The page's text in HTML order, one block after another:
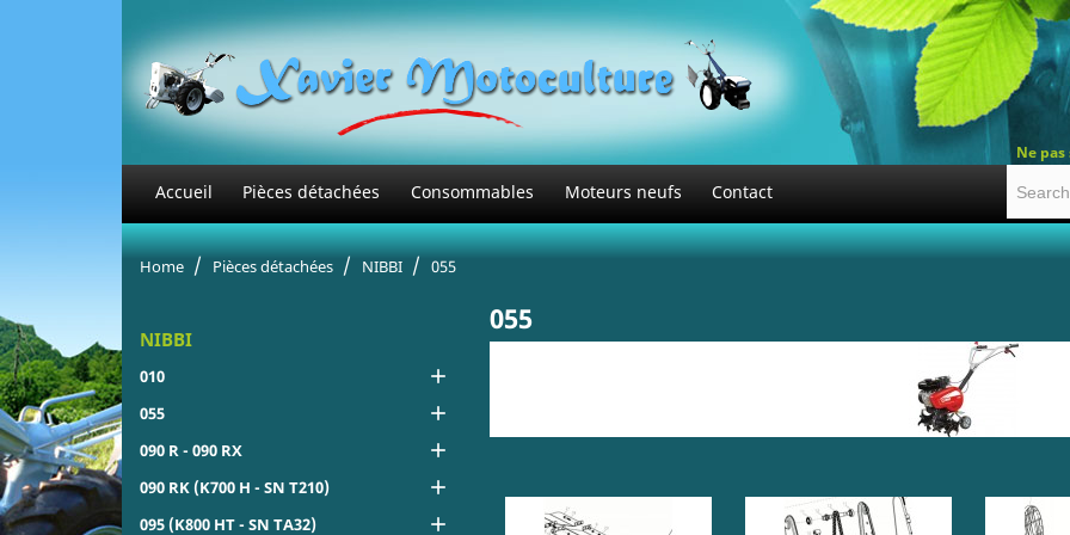
Accueil Pièces détachées Consommables Moteurs neufs Contact
Ne
Home Pièces détachées NIBBI 055
NIBBI
010 
055 
090 R - 090 RX 
090 RK (K700 H - SN T210) 
095 (K800 HT - SN TA32) 
055